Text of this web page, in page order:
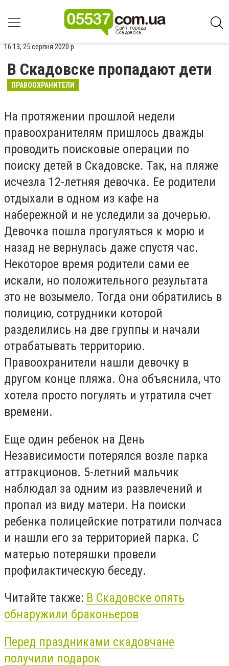
16:13, 25 серпня 2020 р.
В Скадовске пропадают дети
ПРАВООХРАНИТЕЛИ
На протяжении прошлой недели
правоохранителям пришлось дважды
проводить поисковые операции по
поиску детей в Скадовске. Так, на пляже
исчезла 12-летняя девочка. Ее родители
отдыхали в одном из кафе на
набережной и не уследили за дочерью.
Девочка пошла прогуляться к морю и
назад не вернулась даже спустя час.
Некоторое время родители сами ее
искали, но положительного результата
это не возымело. Тогда они обратились в
полицию, сотрудники которой
разделились на две группы и начали
отрабатывать территорию.
Правоохранители нашли девочку в
другом конце пляжа. Она объяснила, что
хотела просто погулять и утратила счет
времени.
Еще один ребенок на День
Независимости потерялся возле парка
аттракционов. 5-летний мальчик
наблюдал за одним из развлечений и
пропал из виду матери. На поиски
ребенка полицейские потратили полчаса
и нашли его за территорией парка. С
матерью потеряшки провели
профилактическую беседу.
Читайте также: В Скадовске опять
обнаружили браконьеров
Перед праздниками скадовчане
получили подарок